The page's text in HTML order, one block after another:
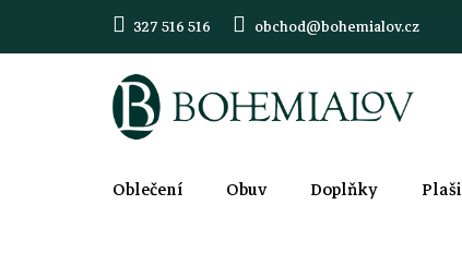
327 516 516 obchod@bohemialov.cz
Oblečení Obuv Doplňky